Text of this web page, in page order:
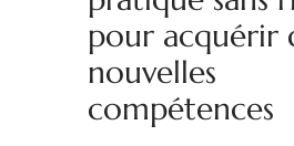
pour acquérir
nouvelles
compétences